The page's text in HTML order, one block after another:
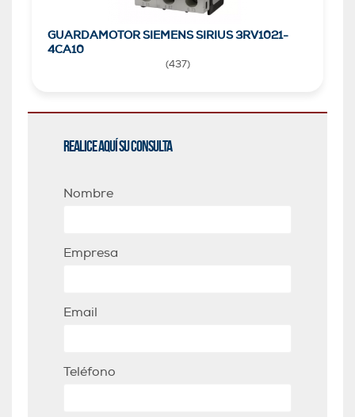
GUARDAMOTOR SIEMENS SIRIUS 3RV1021-
4CA10
(437)
Realice aquí su consulta
Nombre
Empresa
Email
Teléfono